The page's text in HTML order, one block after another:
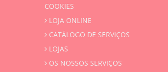
COOKIES
LOJA ONLINE
CATÁLOGO DE SERVIÇOS
LOJAS
OS NOSSOS SERVIÇOS